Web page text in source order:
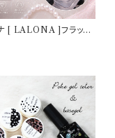
[ LALONA ]フラッシ
ダージェル ( 3g ) ( 全3
アート/ラインアート